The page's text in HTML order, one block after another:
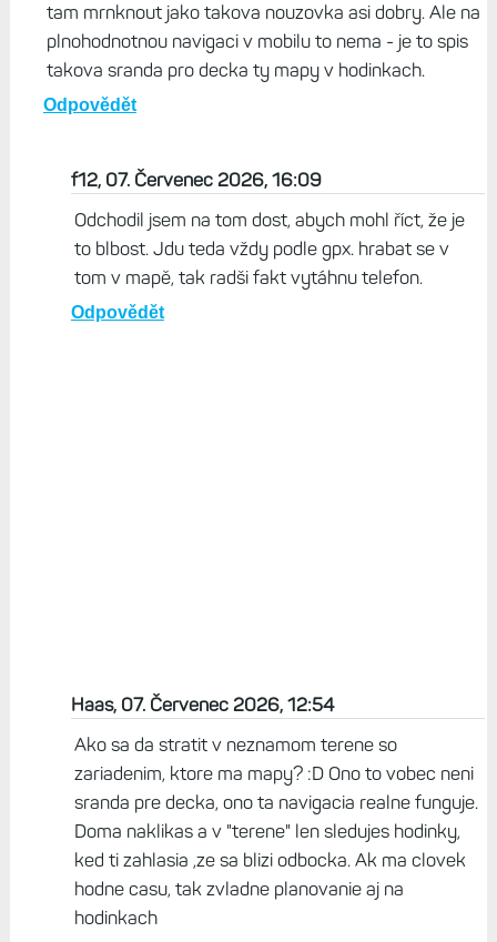
tam mrnknout jako takova nouzovka asi dobry. Ale na
plnohodnotnou navigaci v mobilu to nema - je to spis
takova sranda pro decka ty mapy v hodinkach.
Odpovědět
f12, 07. Červenec 2026, 16:09
Odchodil jsem na tom dost, abych mohl říct, že je
to blbost. Jdu teda vždy podle gpx. hrabat se v
tom v mapě, tak radši fakt vytáhnu telefon.
Odpovědět
Haas, 07. Červenec 2026, 12:54
Ako sa da stratit v neznamom terene so
zariadenim, ktore ma mapy? :D Ono to vobec neni
sranda pre decka, ono ta navigacia realne funguje.
Doma naklikas a v "terene" len sledujes hodinky,
ked ti zahlasia ,ze sa blizi odbocka. Ak ma clovek
hodne casu, tak zvladne planovanie aj na
hodinkach